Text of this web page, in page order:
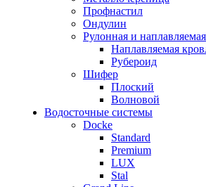
Профнастил
Ондулин
Рулонная и
Наплавляемая
Рубероид
Шифер
Плоский
Волновой
Водосточные системы
Docke
Standard
Premium
LUX
Stal